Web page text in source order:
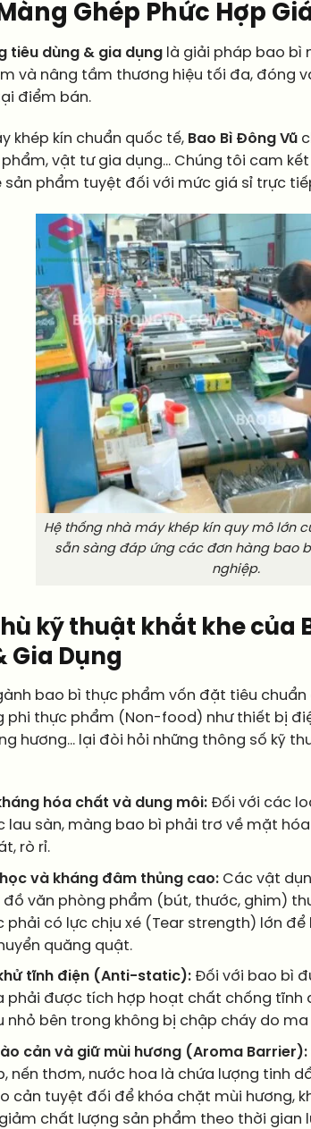
Ghép Phức Hợp
tiêu dùng & gia dụng là giải pháp bao bì
và nâng tầm thương hiệu tối đa, đóng
điểm bán.
khép kín chuẩn quốc tế, Bao Bì Đông Vũ
vật tư gia dụng… Chúng tôi cam
sản phẩm tuyệt đối với mức giá sỉ trực
Hệ thống nhà máy khép kín quy mô lớn
sẵn sàng đáp ứng các đơn hàng bao
nghiệp.
kỹ thuật khắt khe của
Gia Dụng
bao bì thực phẩm vốn đặt tiêu
phi thực phẩm (Non-food) như thiết bị
hương… lại đòi hỏi những thông số kỹ
hóa chất và dung môi: Đối với các
lau sàn, màng bao bì phải trơ về mặt
rò rỉ.
và kháng đâm thủng cao: Các vật
đồ văn phòng phẩm (bút, thước, ghim)
phải có lực chịu xé (Tear strength) lớn
quăng quật.
tĩnh điện (Anti-static): Đối với bao bì
phải được tích hợp hoạt chất chống tĩnh
nhỏ bên trong không bị chập cháy do
cản và giữ mùi hương (Aroma Barrier):
nến thơm, nước hoa là chứa lượng tinh
cản tuyệt đối để khóa chặt mùi hương,
chất lượng sản phẩm theo thời gian